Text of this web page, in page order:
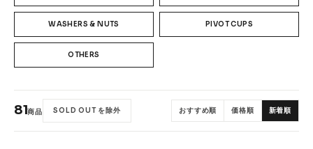
Goods
SKATE →
WASHERS & NUTS PIVOT CUPS
OTHERS
81商品 SOLD OUT を除外 おすすめ順 価格順 新着順